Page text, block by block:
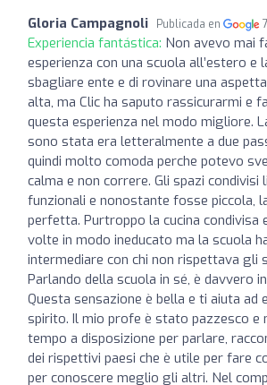
Gloria Campagnoli Publicada en
Experiencia fantástica: Non avevo mai
esperienza con una scuola all’estero e
sbagliare ente e di rovinare una
alta, ma Clic ha saputo rassicurarmi e
questa esperienza nel modo migliore.
sono stata era letteralmente a due
quindi molto comoda perche potevo
calma e non correre. Gli spazi condivisi
funzionali e nonostante fosse piccola,
perfetta. Purtroppo la cucina condivisa
volte in modo ineducato ma la scuola
intermediare con chi non rispettava gli
Parlando della scuola in sé, è davvero
Questa sensazione è bella e ti aiuta ad
spirito. Il mio profe è stato pazzesco e
tempo a disposizione per parlare,
dei rispettivi paesi che è utile per fare
per conoscere meglio gli altri. Nel